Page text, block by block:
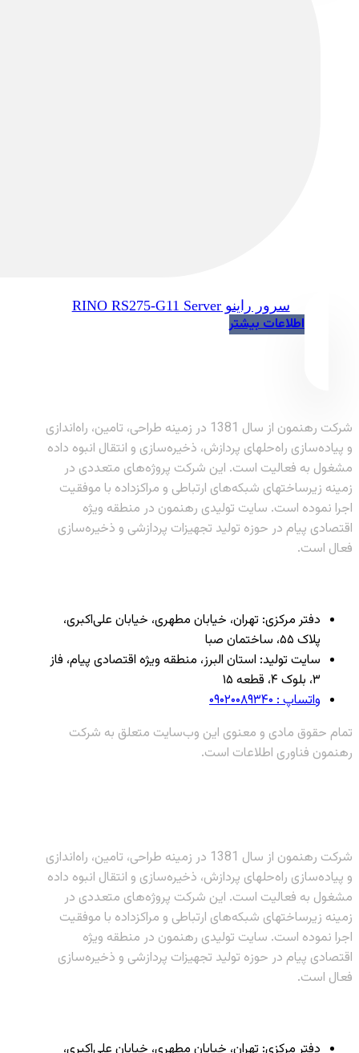
سرور راینو RINO RS275-G11 Server
اطلاعات بیشتر
شرکت رهنمون از سال 1381 در زمینه طراحی، تامین، راه‌اندازی
و پیاده‌سازی راه‌حلهای پردازش، ذخیره‌سازی و انتقال انبوه داده
مشغول به فعالیت است. این شرکت پروژه‌های متعددی در
زمینه زیرساختهای شبکه‌های ارتباطی و مراکزداده با موفقیت
اجرا نموده است. سایت تولیدی رهنمون در منطقه ویژه
اقتصادی پیام در حوزه تولید تجهیزات پردازشی و ذخیره‌سازی
فعال است.
دفتر مرکزی: تهران، خیابان مطهری، خیابان علی‌اکبری،
پلاک ۵۵، ساختمان صبا
سایت تولید: استان البرز، منطقه ویژه اقتصادی پیام، فاز
۳، بلوک ۴، قطعه ۱۵
واتساپ : ۰۹۰۲۰۰۸۹۳۴۰
تمام حقوق مادی و معنوی این وب‌سایت متعلق به شرکت
رهنمون فناوری اطلاعات است.
شرکت رهنمون از سال 1381 در زمینه طراحی، تامین، راه‌اندازی
و پیاده‌سازی راه‌حلهای پردازش، ذخیره‌سازی و انتقال انبوه داده
مشغول به فعالیت است. این شرکت پروژه‌های متعددی در
زمینه زیرساختهای شبکه‌های ارتباطی و مراکزداده با موفقیت
اجرا نموده است. سایت تولیدی رهنمون در منطقه ویژه
اقتصادی پیام در حوزه تولید تجهیزات پردازشی و ذخیره‌سازی
فعال است.